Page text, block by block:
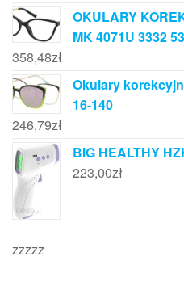
OKULARY
MK 4071U 3332 53
358,48zł
Okulary
16-140
246,79zł
BIG HEALTHY
223,00zł
zzzzz